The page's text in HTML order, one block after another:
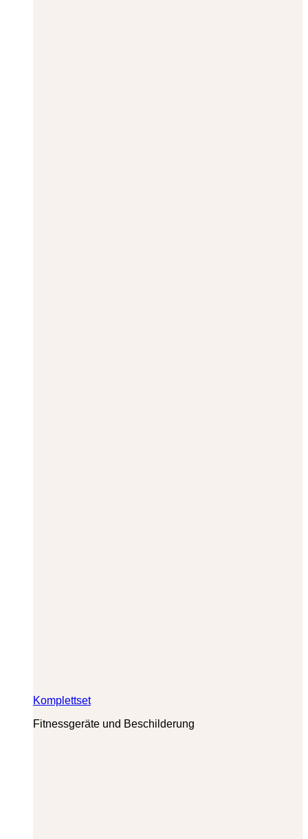
Komplettset
Fitnessgeräte und Beschilderung